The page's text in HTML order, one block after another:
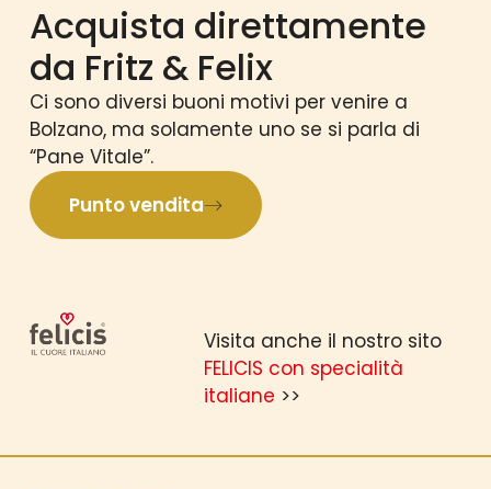
Acquista direttamente
da Fritz & Felix
Ci sono diversi buoni motivi per venire a
Bolzano, ma solamente uno se si parla di
“Pane Vitale”.
Punto vendita
Visita anche il nostro sito
FELICIS con specialità
italiane >>